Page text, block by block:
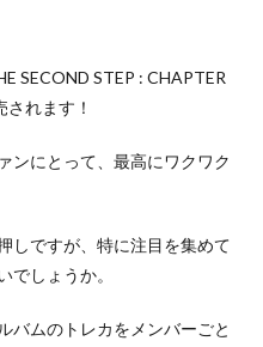
SECOND STEP : CHAPTER
れます！
ンにとって、最高にワクワク
しですが、特に注目を集めて
でしょうか。
バムのトレカをメンバーごと